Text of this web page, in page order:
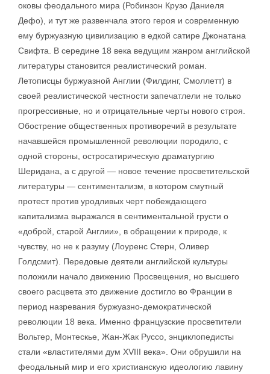
оковы феодального мира (Робинзон Крузо Даниеля
Дефо), и тут же развенчала этого героя и современную
ему буржуазную цивилизацию в едкой сатире Джонатана
Свифта. В середине 18 века ведущим жанром английской
литературы становится реалистический роман.
Летописцы буржуазной Англии (Филдинг, Смоллетт) в
своей реалистической честности запечатлели не только
прогрессивные, но и отрицательные черты нового строя.
Обострение общественных противоречий в результате
начавшейся промышленной революции породило, с
одной стороны, остросатирическую драматургию
Шеридана, а с другой — новое течение просветительской
литературы — сентиментализм, в котором смутный
протест против уродливых черт побеждающего
капитализма выражался в сентиментальной грусти о
«доброй, старой Англии», в обращении к природе, к
чувству, но не к разуму (Лоуренс Стерн, Оливер
Голдсмит). Передовые деятели английской культуры
положили начало движению Просвещения, но высшего
своего расцвета это движение достигло во Франции в
период назревания буржуазно-демократической
революции 18 века. Именно французские просветители
Вольтер, Монтескье, Жан-Жак Руссо, энциклопедисты
стали «властителями дум XVIII века». Они обрушили на
феодальный мир и его христианскую идеологию лавину